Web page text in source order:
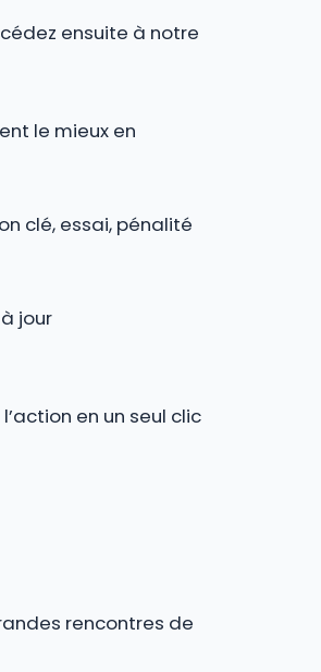
ensuite à notre
le mieux en
clé, essai, pénalité
jour
en un seul clic
rencontres de